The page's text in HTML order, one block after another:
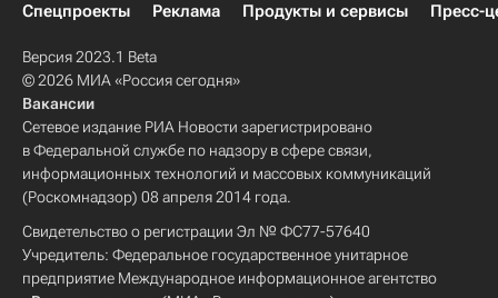
Спецпроекты
Реклама Продукты и сервисы Пресс-
Версия 2023.1 Beta
© 2026 МИА «Россия сегодня»
Вакансии
Сетевое издание РИА Новости зарегистрировано
в Федеральной службе по надзору в сфере связи,
информационных технологий и массовых коммуникаций
(Роскомнадзор) 08 апреля 2014 года.
Свидетельство о регистрации Эл № ФС77-57640
Учредитель: Федеральное государственное унитарное
предприятие Международное информационное агентство